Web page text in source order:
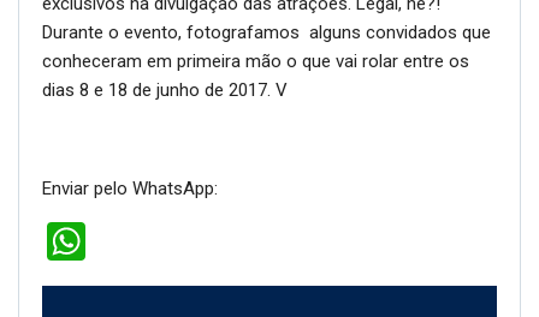
Durante o evento, fotografamos alguns convidados que
conheceram em primeira mão o que vai rolar entre os
dias 8 e 18 de junho de 2017. V
Enviar pelo WhatsApp: